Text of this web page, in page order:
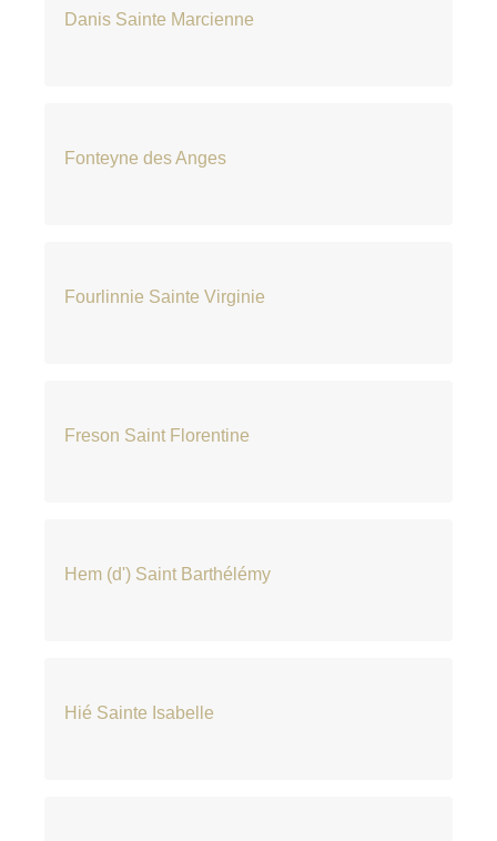
Danis Sainte Marcienne
Fonteyne des Anges
Fourlinnie Sainte Virginie
Freson Saint Florentine
Hem (d') Saint Barthélémy
Hié Sainte Isabelle